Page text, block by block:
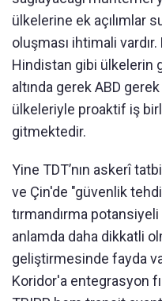
ülkelerine ek açılımlar
oluşması ihtimali
Hindistan gibi ülkelerin
altında gerek ABD
ülkeleriyle proaktif iş
gitmektedir.
Yine TDT’nın askerî
ve Çin'de "güvenlik
tırmandırma potansiyeli
anlamda daha dikkatli
geliştirmesinde fayda
Koridor'a entegrasyon